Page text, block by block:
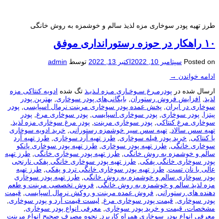
طرز تهیه پودر سوخاری مزه لذیذ سالم و خوشمزه به روش خانگی
۱۰ راهکار در حوزه رستورانداری موفق
Posted on سپتامبر 10, 2022 اکتبر 13, 2022 توسط admin
ادامه خواندن →
ارسال شده در پودرمـرغ سـوخـاری مـزه لـذیـذ تگ شده ادویه کنتاکی مزه
لذیذ, افزایش فروش رستوران, بایگانی‌های پودر سوخاری, بهترین پودر
سوخاری در ایران, پخش عمده پودر سوخاری مرینت نرمال اسپایسی, پودر
پیتزا, پودر سوخاری, پودر سوخاری اسپایسی, پودر سوخاری مرغ, پودر
سوخاری مرغ کنتاکی, پودر سوخاری مرینت, پودر مرغ سوخاری مزه لذیذ,
تهیه سس سالاد, تهیه سس سیر خوشمزه رستورانی, خرید ادویه سوخاری
یا کنتاکی, خرید پودر فیله سوخاری, طرز تهیه آرد سوخاری, طرز تهیه آرد
سوخاری خانگی, طرز تهیه پودر سوخاری, طرز تهیه پودر سوخاری پانکو
سالم و خوشمزه به روش خانگی, طرز تهیه پودر سوخاری خانگی, طرز تهیه
پودر سوخاری خانگی پفکی, طرز تهیه پودر سوخاری خانگی پفکی نارنجی
عالی با نان تست, طرز تهیه پودر سوخاری خانگی ترد و پفکی, طرز تهیه
پودر سوخاری سالم و خوشمزه به روش خانگی, طرز تهیه پودر سوخاری
مزه لذیذ سالم و خوشمزه به روش خانگی, فروش تخصصی مرینت و طعم
دهنده های رستورانی, فروش عمده مرینت و روکش نرمال اسپایسی, قیمت
پودر سوخاری, قیمت پودر سوخاری مرغ, لیست قیمت آرد و پودر سوخاری,
مشخصات، قیمت و خرید پودر سوخاری, معرفی انواع پودر سوخاری,
معرفی انواع پودر سوخاری همراه کاربرد, نحوه مصرف صحیح انواع مرینت